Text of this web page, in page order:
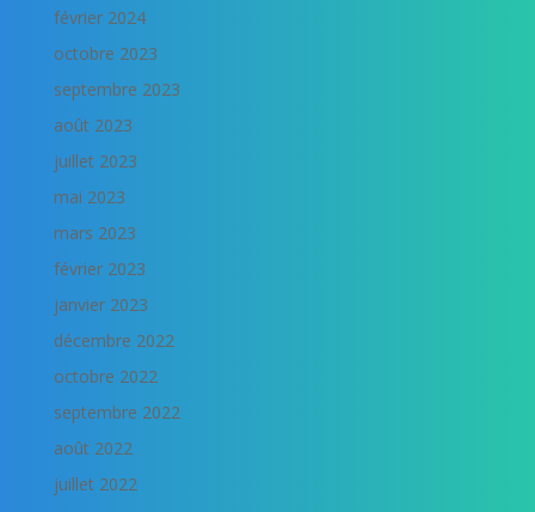
février 2024
octobre 2023
septembre 2023
août 2023
juillet 2023
mai 2023
mars 2023
février 2023
janvier 2023
décembre 2022
octobre 2022
septembre 2022
août 2022
juillet 2022